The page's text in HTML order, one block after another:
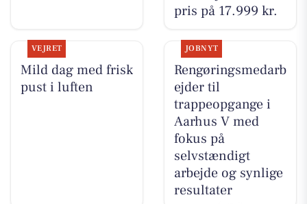
pris på 17.999 kr.
VEJRET
Mild dag med frisk
pust i luften
JOBNYT
Rengøringsmedarb
ejder til
trappeopgange i
Aarhus V med
fokus på
selvstændigt
arbejde og synlige
resultater